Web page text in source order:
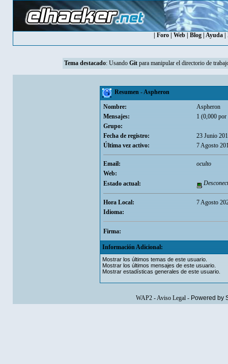
Foro| Web| Blog| Ayuda|
Tema destacado: Usando Git para manipular el directorio de
Resumen - Aspheron
Nombre:
Aspheron
Mensajes:
1 (0,000 por
Grupo:
Fecha de registro:
23 Junio
Última vez activo:
7 Agosto
Email:
oculto
Web:
Estado actual:
Hora Local:
7 Agosto
Idioma:
Firma:
Información Adicional:
Mostrar los últimos temas de este usuario.
Mostrar los últimos mensajes de este usuario.
Mostrar estadísticas generales de este usuario.
WAP2-Aviso Legal- Powered by